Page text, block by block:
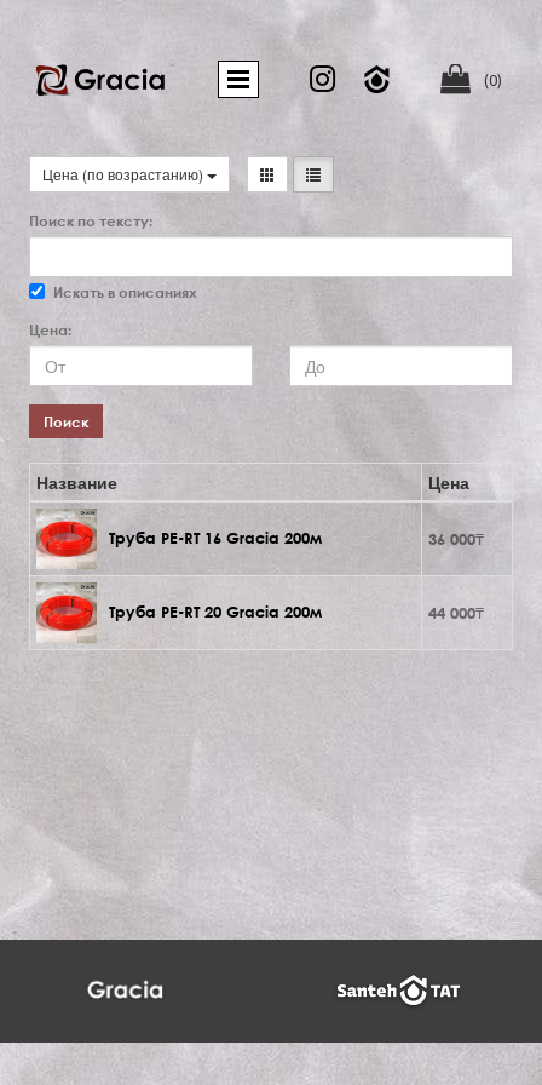
  (0)
Цена (по возрастанию)
Поиск по тексту:
Искать в описаниях
Цена:
Поиск
Название Цена
Труба PE-RT 16 Gracia 200м 36 000₸
Труба PE-RT 20 Gracia 200м 44 000₸